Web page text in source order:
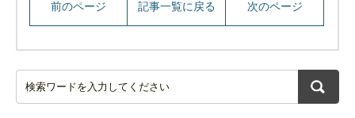
前のページ 記事一覧に戻る 次のページ